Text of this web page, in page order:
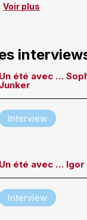
Voir plus
Un été avec …
Junker
Interview
Un été avec … Igor
Interview